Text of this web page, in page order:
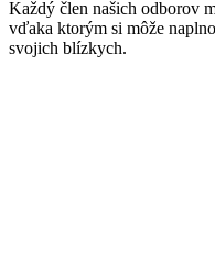
Každý člen našich odborov
vďaka ktorým si môže
svojich blízkych.